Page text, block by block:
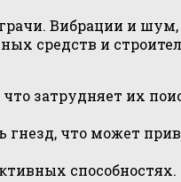
Вибрации и
средств и
затрудняет их
что может
способностях.